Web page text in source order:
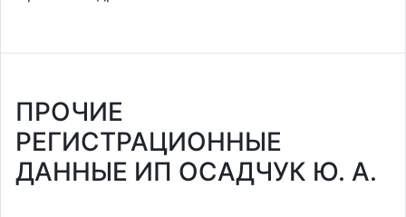
ПРОЧИЕ
РЕГИСТРАЦИОННЫЕ
ДАННЫЕ ИП ОСАДЧУК Ю. А.